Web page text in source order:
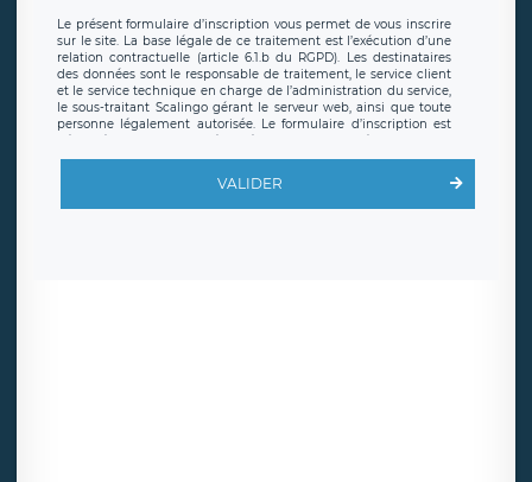
Le présent formulaire d’inscription vous permet de vous inscrire
sur le site. La base légale de ce traitement est l’exécution d’une
relation contractuelle (article 6.1.b du RGPD). Les destinataires
des données sont le responsable de traitement, le service client
et le service technique en charge de l’administration du service,
le sous-traitant Scalingo gérant le serveur web, ainsi que toute
personne légalement autorisée. Le formulaire d’inscription est
offrant desclauses de protection conformes au RGPD. Les
en sollicite la suppression, étant entendu que vous pouvez
demander la suppression de vos données et retirer votre
VALIDER